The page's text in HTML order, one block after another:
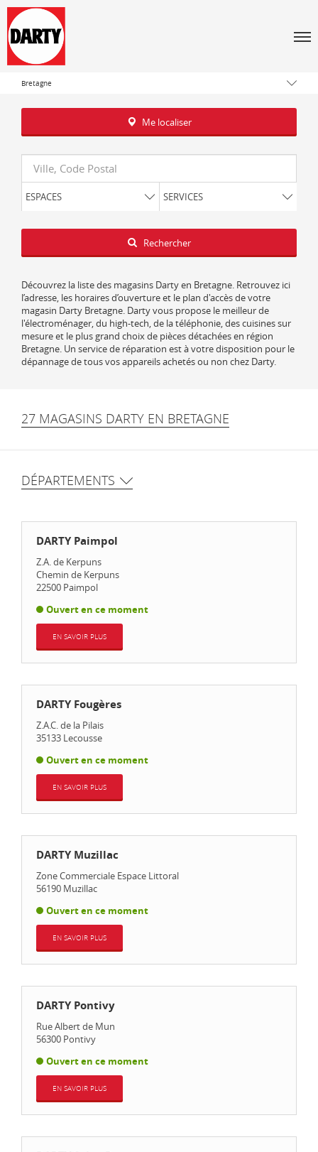
Tous les magasins Darty
Bretagne
Me localiser
Requête
ESPACES SERVICES
Latitude
Longitude
Rechercher
Découvrez la liste des magasins Darty en Bretagne. Retrouvez ici
l’adresse, les horaires d’ouverture et le plan d'accès de votre
magasin Darty Bretagne. Darty vous propose le meilleur de
l'électroménager, du high-tech, de la téléphonie, des cuisines sur
mesure et le plus grand choix de pièces détachées en région
Bretagne. Un service de réparation est à votre disposition pour le
dépannage de tous vos appareils achetés ou non chez Darty.
27 MAGASINS DARTY EN BRETAGNE
DÉPARTEMENTS
DARTY Paimpol
Z.A. de Kerpuns
Chemin de Kerpuns
22500 Paimpol
Ouvert en ce moment
EN SAVOIR PLUS
DARTY Fougères
Z.A.C. de la Pilais
35133 Lecousse
Ouvert en ce moment
EN SAVOIR PLUS
DARTY Muzillac
Zone Commerciale Espace Littoral
56190 Muzillac
Ouvert en ce moment
EN SAVOIR PLUS
DARTY Pontivy
Rue Albert de Mun
56300 Pontivy
Ouvert en ce moment
EN SAVOIR PLUS